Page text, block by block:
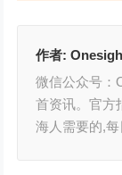
作者:
微信公众号：
首资讯。官方
海人需要的,